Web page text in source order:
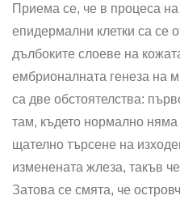
Приема се, че в процеса
епидермални клетки са се
дълбоките слоеве на
ембрионалната генеза на
са две обстоятелства:
там, където нормално
щателно търсене на
изменената жлеза, такъв
Затова се смята, че